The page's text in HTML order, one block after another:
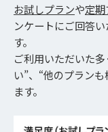
お試しプランや定
ンケートにご回答
す。
ご利用いただいた
い”、“他のプラン
ます。